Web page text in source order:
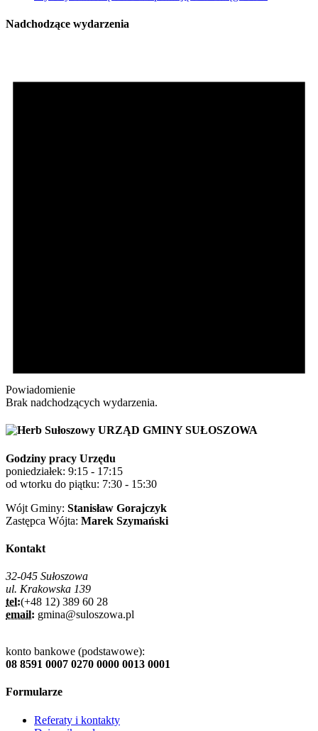
Nadchodzące wydarzenia
Powiadomienie
Brak nadchodzących wydarzenia.
URZĄD GMINY SUŁOSZOWA
Godziny pracy Urzędu
poniedziałek: 9:15 - 17:15
od wtorku do piątku: 7:30 - 15:30
Wójt Gminy: Stanisław Gorajczyk
Zastępca Wójta: Marek Szymański
Kontakt
32-045 Sułoszowa
ul. Krakowska 139
tel:(+48 12) 389 60 28
email: gmina@suloszowa.pl
konto bankowe (podstawowe):
08 8591 0007 0270 0000 0013 0001
Formularze
Referaty i kontakty